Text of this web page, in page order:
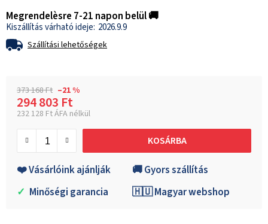
Megrendelèsre 7-21 napon belül 🚚
2026.9.9
Szállítási lehetőségek
373 168 Ft –21 %
294 803 Ft
232 128 Ft ÁFA nélkül
KOSÁRBA
❤️ Vásárlóink ajánlják
🚚 Gyors szállítás
✓ Minőségi garancia 🇭🇺 Magyar webshop